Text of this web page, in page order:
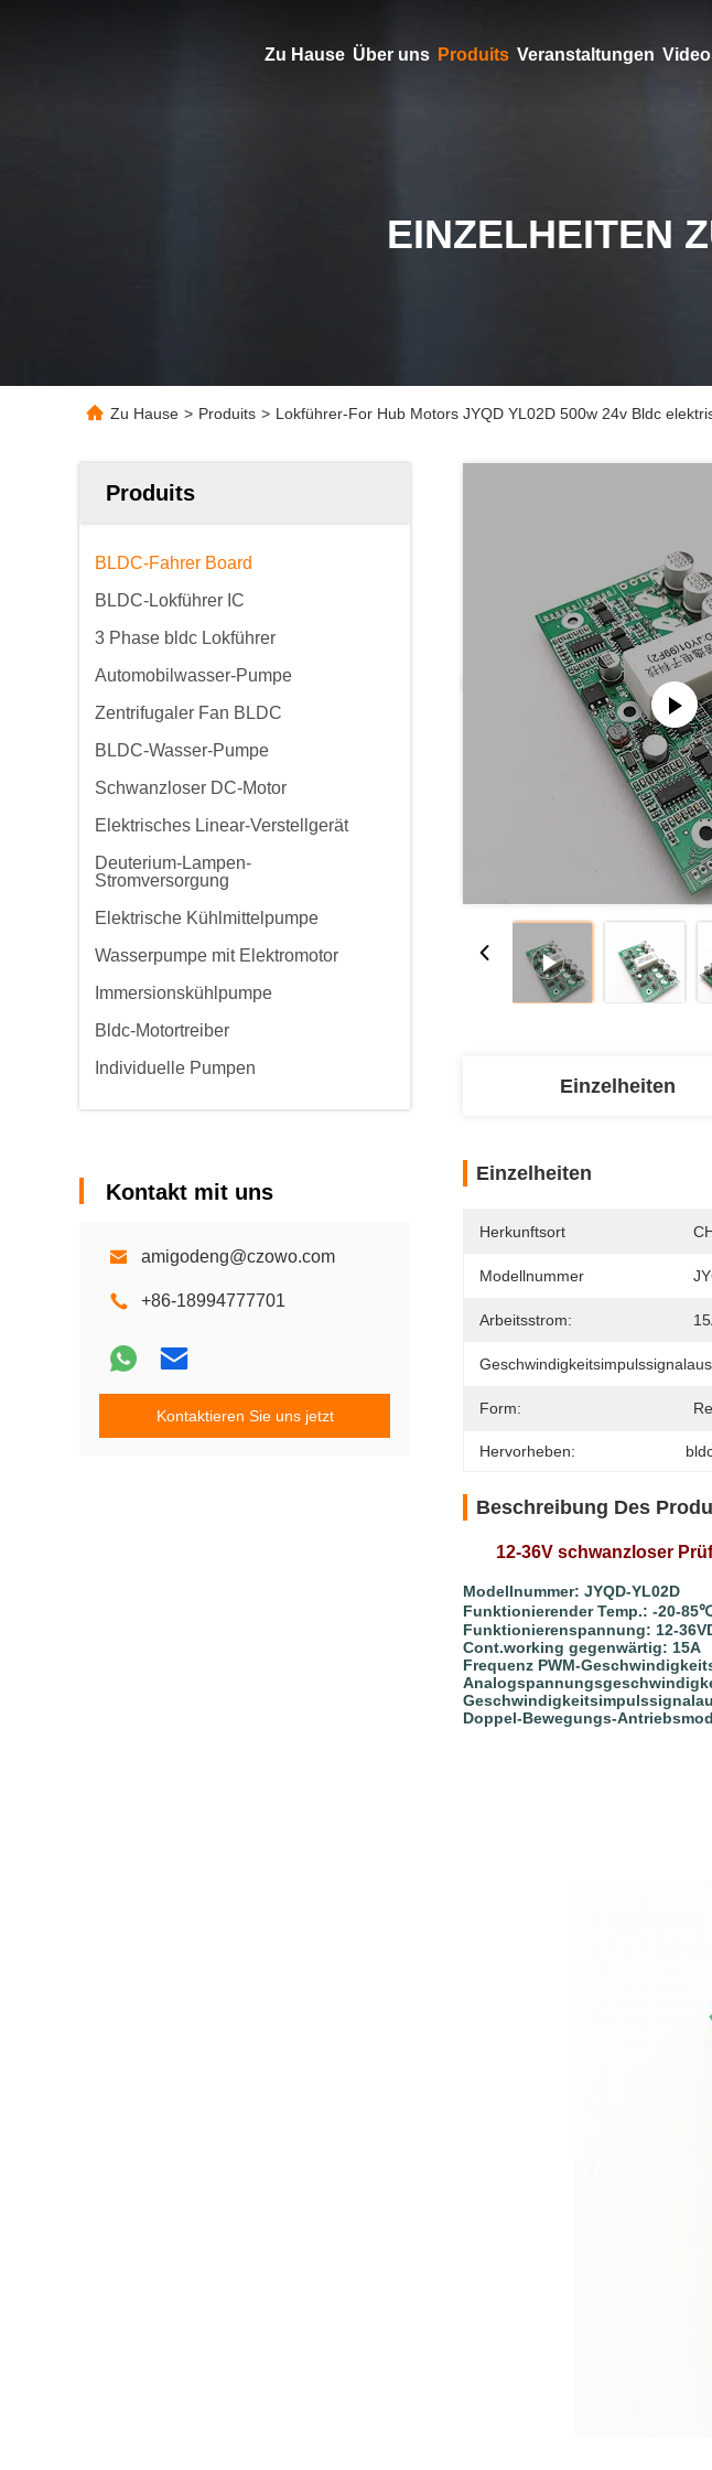
Zu Hause Über uns Produits Veranstaltungen
EINZELHEITEN
Zu Hause > Produits > Lokführer-For Hub Motors JYQD YL02D 500w 24v Bldc
Produits
BLDC-Fahrer Board
BLDC-Lokführer IC
3 Phase bldc Lokführer
Automobilwasser-Pumpe
Zentrifugaler Fan BLDC
BLDC-Wasser-Pumpe
Schwanzloser DC-Motor
Elektrisches Linear-Verstellgerät
Deuterium-Lampen-
Stromversorgung
Elektrische Kühlmittelpumpe
Wasserpumpe mit Elektromotor
Immersionskühlpumpe
Bldc-Motortreiber
Individuelle Pumpen
Kontakt mit uns
amigodeng@czowo.com
+86-18994777701
Kontaktieren Sie uns jetzt
Einzelheiten
Einzelheiten
Herkunftsort
Modellnummer
Arbeitsstrom:
Form:
Hervorheben:
Beschreibung Des
12-36V schwanzloser
Modellnummer: JYQD-YL02D
Funktionierender Temp.: -20-
Funktionierenspannung: 12-
Cont.working gegenwärtig: 15A
Frequenz PWM-
Doppel-Bewegungs-